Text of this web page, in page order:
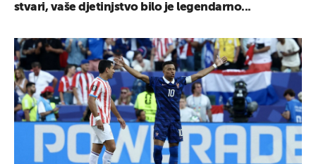
stvari, vaše djetinjstvo bilo je legendarno...